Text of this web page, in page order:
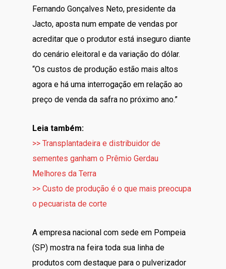
Fernando Gonçalves Neto, presidente da
Jacto, aposta num empate de vendas por
acreditar que o produtor está inseguro diante
do cenário eleitoral e da variação do dólar.
“Os custos de produção estão mais altos
agora e há uma interrogação em relação ao
preço de venda da safra no próximo ano.”
Leia também:
>> Transplantadeira e distribuidor de
sementes ganham o Prêmio Gerdau
Melhores da Terra
>> Custo de produção é o que mais preocupa
o pecuarista de corte
A empresa nacional com sede em Pompeia
(SP) mostra na feira toda sua linha de
produtos com destaque para o pulverizador